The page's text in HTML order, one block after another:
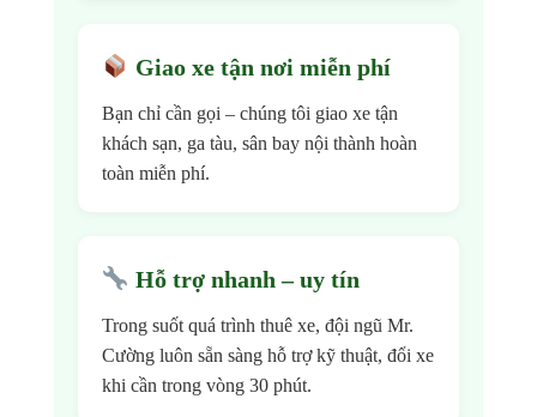
Giao xe tận nơi miễn phí
Bạn chỉ cần gọi – chúng tôi giao xe tận
khách sạn, ga tàu, sân bay nội thành hoàn
toàn miễn phí.
Hỗ trợ nhanh – uy tín
Trong suốt quá trình thuê xe, đội ngũ Mr.
Cường luôn sẵn sàng hỗ trợ kỹ thuật, đổi xe
khi cần trong vòng 30 phút.